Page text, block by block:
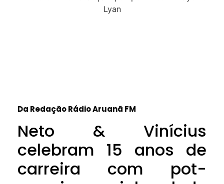
Da Redação Rádio Aruanã FM
Neto & Vinícius
celebram 15 anos de
carreira com pot-